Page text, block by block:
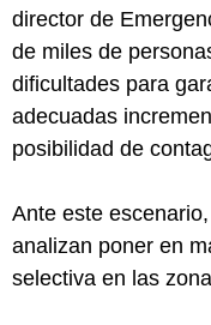
director de
de miles de
dificultades para
adecuadas
posibilidad de
Ante este
analizan poner en
selectiva en las